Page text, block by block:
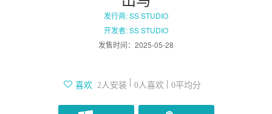
发行商: SS STUDIO
开发者: SS STUDIO
发售时间： 2025-05-28
喜欢 2人安装 0人喜欢 0平均分